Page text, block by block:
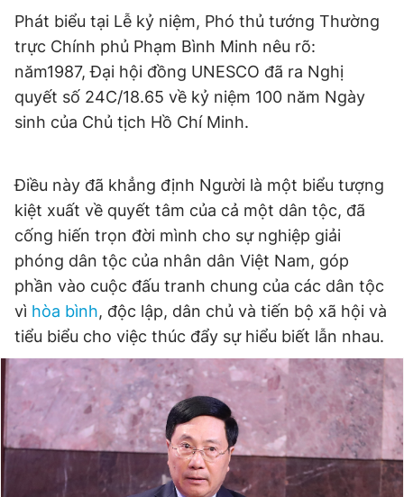
Phát biểu tại Lễ kỷ niệm, Phó thủ tướng Thường
trực Chính phủ Phạm Bình Minh nêu rõ:
năm1987, Đại hội đồng UNESCO đã ra Nghị
quyết số 24C/18.65 về kỷ niệm 100 năm Ngày
sinh của Chủ tịch Hồ Chí Minh.
Điều này đã khẳng định Người là một biểu tượng
kiệt xuất về quyết tâm của cả một dân tộc, đã
cống hiến trọn đời mình cho sự nghiệp giải
phóng dân tộc của nhân dân Việt Nam, góp
phần vào cuộc đấu tranh chung của các dân tộc
vì hòa bình, độc lập, dân chủ và tiến bộ xã hội và
tiểu biểu cho việc thúc đẩy sự hiểu biết lẫn nhau.